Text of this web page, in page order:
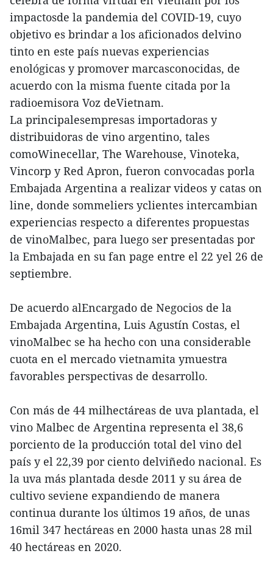
impactosde la pandemia del COVID-19, cuyo
objetivo es brindar a los aficionados delvino
tinto en este país nuevas experiencias
enológicas y promover marcasconocidas, de
acuerdo con la misma fuente citada por la
radioemisora Voz deVietnam.
La principalesempresas importadoras y
distribuidoras de vino argentino, tales
comoWinecellar, The Warehouse, Vinoteka,
Vincorp y Red Apron, fueron convocadas porla
Embajada Argentina a realizar videos y catas on
line, donde sommeliers yclientes intercambian
experiencias respecto a diferentes propuestas
de vinoMalbec, para luego ser presentadas por
la Embajada en su fan page entre el 22 yel 26 de
septiembre.
De acuerdo alEncargado de Negocios de la
Embajada Argentina, Luis Agustín Costas, el
vinoMalbec se ha hecho con una considerable
cuota en el mercado vietnamita ymuestra
favorables perspectivas de desarrollo.
Con más de 44 milhectáreas de uva plantada, el
vino Malbec de Argentina representa el 38,6
porciento de la producción total del vino del
país y el 22,39 por ciento delviñedo nacional. Es
la uva más plantada desde 2011 y su área de
cultivo seviene expandiendo de manera
continua durante los últimos 19 años, de unas
16mil 347 hectáreas en 2000 hasta unas 28 mil
40 hectáreas en 2020.